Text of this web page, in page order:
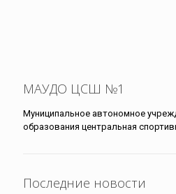
МАУДО ЦСШ №1
Муниципальное автономное
образования центральная
Последние новости